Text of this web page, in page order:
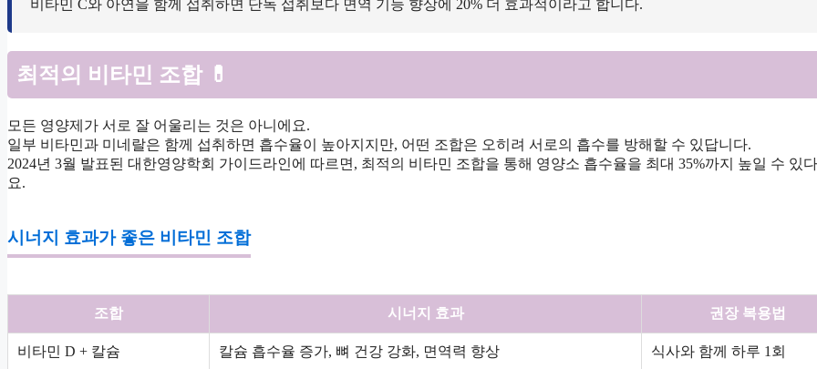
비타민 C와 아연을 함께 섭취하면 단독 섭취보다 면역 기능 향상에 20% 더 효과적이라고 합니다.
최적의 비타민 조합 💊
모든 영양제가 서로 잘 어울리는 것은 아니에요.
일부 비타민과 미네랄은 함께 섭취하면 흡수율이 높아지지만, 어떤 조합은 오히려 서로의 흡수를 방해할 수 있답니다.
2024년 3월 발표된 대한영양학회 가이드라인에 따르면, 최적의 비타민 조합을 통해 영양소 흡수율을 최대 35%까지 높일 수 있
요.
시너지 효과가 좋은 비타민 조합
조합 시너지 효과 권장 복용법
비타민 D + 칼슘 칼슘 흡수율 증가, 뼈 건강 강화, 면역력 향상 식사와 함께 하루 1회